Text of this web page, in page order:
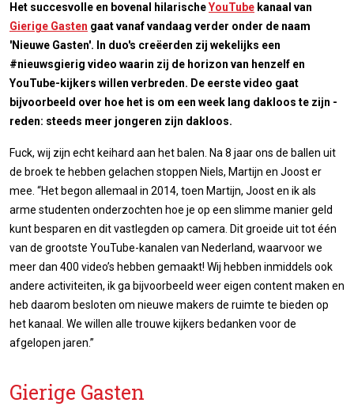
Het succesvolle en bovenal hilarischeYouTube kanaal van
Gierige Gasten gaat vanaf vandaag verder onder de naam
'Nieuwe Gasten'. In duo's creëerden zij wekelijks een
#nieuwsgierig video waarin zij de horizon van henzelf en
YouTube-kijkers willen verbreden. De eerste video gaat
bijvoorbeeld over hoe het is om een week lang dakloos te zijn -
reden: steeds meer jongeren zijn dakloos.
Fuck, wij zijn echt keihard aan het balen. Na 8 jaar ons de ballen uit
de broek te hebben gelachen stoppen Niels, Martijn en Joost er
mee. “Het begon allemaal in 2014, toen Martijn, Joost en ik als
arme studenten onderzochten hoe je op een slimme manier geld
kunt besparen en dit vastlegden op camera. Dit groeide uit tot één
van de grootste YouTube-kanalen van Nederland, waarvoor we
meer dan 400 video’s hebben gemaakt! Wij hebben inmiddels ook
andere activiteiten, ik ga bijvoorbeeld weer eigen content maken en
heb daarom besloten om nieuwe makers de ruimte te bieden op
het kanaal. We willen alle trouwe kijkers bedanken voor de
afgelopen jaren.”
Gierige Gasten